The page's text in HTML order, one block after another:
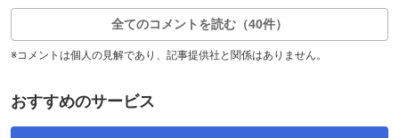
全てのコメントを読む（40件）
※コメントは個人の見解であり、記事提供社と関係はありません。
おすすめのサービス